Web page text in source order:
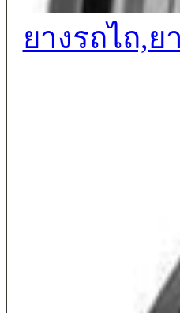
ยางรถไถ,ย